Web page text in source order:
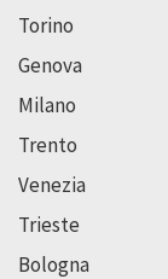
Torino
Genova
Milano
Trento
Venezia
Trieste
Bologna